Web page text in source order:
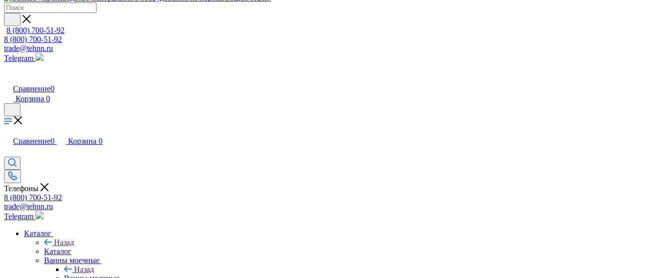
8 (800) 700-51-92
8 (800) 700-51-92
trade@tehnn.ru
Telegram
Сравнение0
Корзина 0
Сравнение0 Корзина 0
Телефоны
8 (800) 700-51-92
trade@tehnn.ru
Telegram
Каталог
Назад
Каталог
Ванны моечные
Назад